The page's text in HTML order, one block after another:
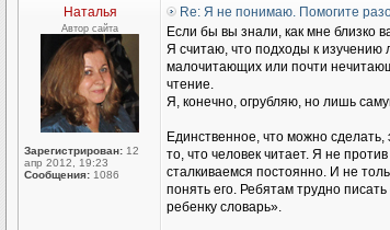
Наталья
Автор сайта
Зарегистрирован: 12
апр 2012, 19:23
Сообщения: 1086
Re: Я не понимаю. Помогите
Если бы вы знали, как мне близко
Я считаю, что подходы к
малочитающих или почти
чтение.
Я, конечно, огрубляю, но лишь
Единственное, что можно
то, что человек читает. Я не
сталкиваемся постоянно. И не
понять его. Ребятам трудно
ребенку словарь».